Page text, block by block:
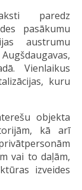
paredz
pasākumu
austrumu
Vienlaikus
kuru
objekta
kā arī
vai to daļām,
izveides